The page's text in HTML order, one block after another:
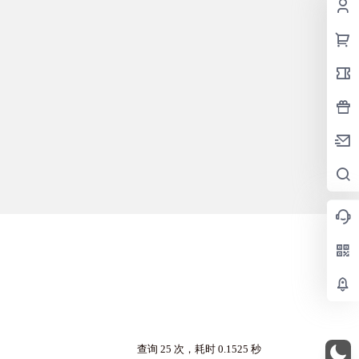
查询 25 次，耗时 0.1525 秒